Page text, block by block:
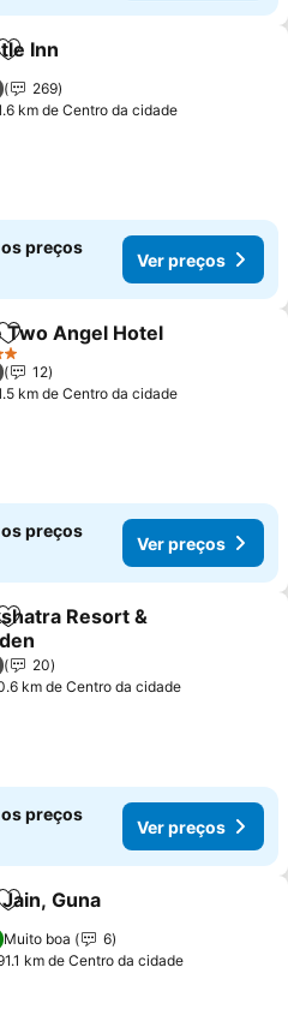
Adicionar aos favoritos
Inn
269
km de Centro da cidade
preços
Ver preços
Adicionar aos favoritos
Two Angel Hotel
12
km de Centro da cidade
preços
Ver preços
Adicionar aos favoritos
Resort &
20
km de Centro da cidade
preços
Ver preços
Adicionar aos favoritos
Jain, Guna
Muito boa
6
km de Centro da cidade